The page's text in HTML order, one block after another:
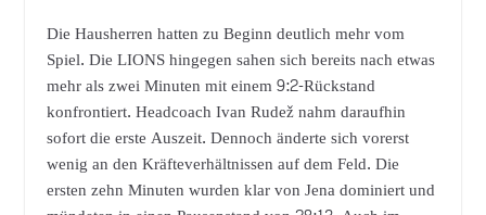
Die Hausherren hatten zu Beginn deutlich mehr vom
Spiel. Die LIONS hingegen sahen sich bereits nach etwas
mehr als zwei Minuten mit einem 9:2-Rückstand
konfrontiert. Headcoach Ivan Rudež nahm daraufhin
sofort die erste Auszeit. Dennoch änderte sich vorerst
wenig an den Kräfteverhältnissen auf dem Feld. Die
ersten zehn Minuten wurden klar von Jena dominiert und